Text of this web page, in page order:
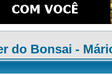
do Bonsai -